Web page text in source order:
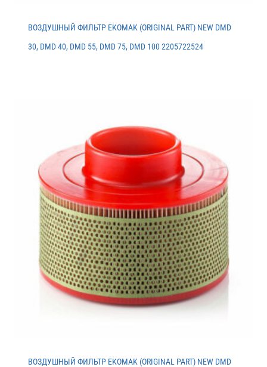
ВОЗДУШНЫЙ ФИЛЬТР EKOMAK (ORIGINAL PART) NEW DMD
30, DMD 40, DMD 55, DMD 75, DMD 100 2205722524
ВОЗДУШНЫЙ ФИЛЬТР EKOMAK (ORIGINAL PART) NEW DMD